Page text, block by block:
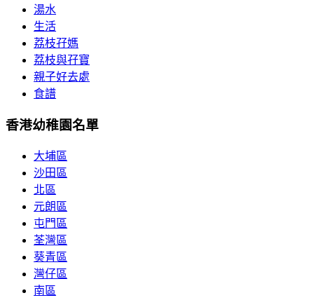
湯水
生活
荔枝孖媽
荔枝與孖寶
親子好去處
食譜
香港幼稚園名單
大埔區
沙田區
北區
元朗區
屯門區
荃灣區
葵青區
灣仔區
南區